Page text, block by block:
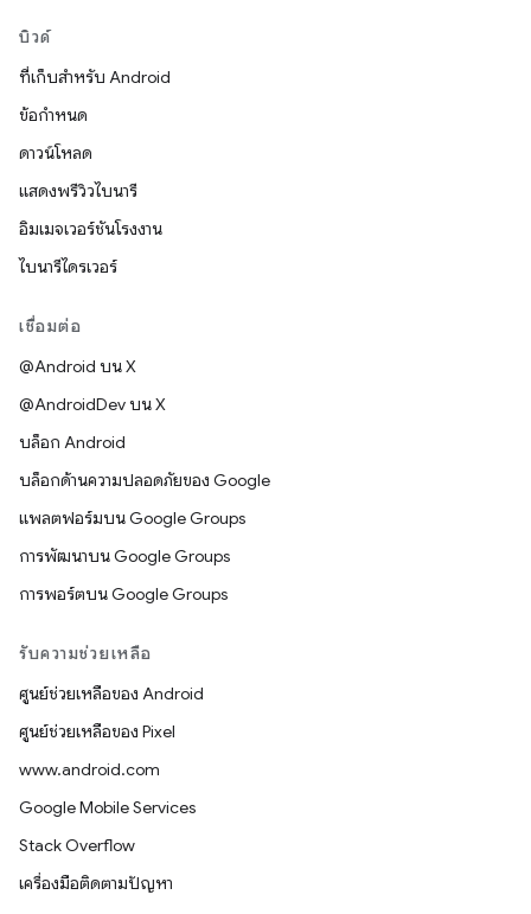
บิวด์
ที่เก็บสำหรับ Android
ข้อกำหนด
ดาวน์โหลด
แสดงพรีวิวไบนารี
อิมเมจเวอร์ชันโรงงาน
ไบนารีไดรเวอร์
เชื่อมต่อ
@Android บน X
@AndroidDev บน X
บล็อก Android
บล็อกด้านความปลอดภัยของ Google
แพลตฟอร์มบน Google Groups
การพัฒนาบน Google Groups
การพอร์ตบน Google Groups
รับความช่วยเหลือ
ศูนย์ช่วยเหลือของ Android
ศูนย์ช่วยเหลือของ Pixel
www.android.com
Google Mobile Services
Stack Overflow
เครื่องมือติดตามปัญหา